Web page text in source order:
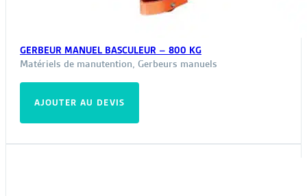
GERBEUR MANUEL BASCULEUR – 800 KG
Matériels de manutention, Gerbeurs manuels
AJOUTER AU DEVIS